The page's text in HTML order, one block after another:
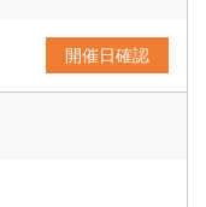
開催日確認